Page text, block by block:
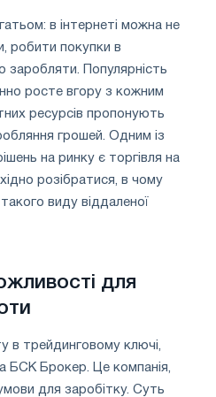
в інтернеті можна не
робити покупки в
заробляти. Популярність
росте вгору з кожним
ресурсів пропонують
грошей. Одним із
на ринку є торгівля на
розібратися, в чому
виду віддаленої
для
в трейдинговому ключі,
БСК Брокер. Це компанія,
для заробітку. Суть